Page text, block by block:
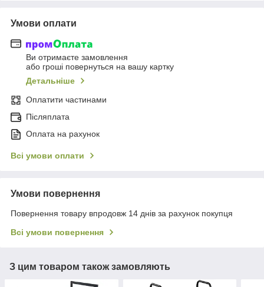
Умови оплати
Ви отримаєте замовлення
або гроші повернуться на вашу картку
Детальніше
Оплатити частинами
Післяплата
Оплата на рахунок
Всі умови оплати
Умови повернення
Повернення товару впродовж 14 днів за рахунок покупця
Всі умови повернення
З цим товаром також замовляють